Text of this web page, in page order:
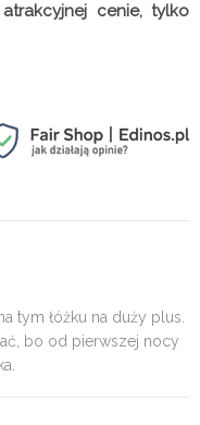
cenie, tylko
tym łóżku na duży plus.
bo od pierwszej nocy